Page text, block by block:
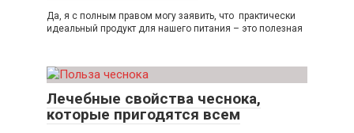
Да, я с полным правом могу заявить, что практически
идеальный продукт для нашего питания – это полезная
Лечебные свойства чеснока,
которые пригодятся всем